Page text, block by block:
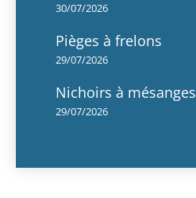
30/07/2026
Pièges à frelons
29/07/2026
Nichoirs à mésanges
29/07/2026